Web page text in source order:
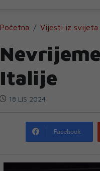
Početna Vijesti iz svijeta
Italije
18 LIS 2024
Facebook